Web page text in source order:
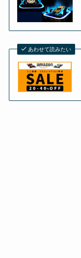
あわせて読みたい